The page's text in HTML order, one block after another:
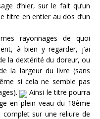
d’hier, sur le fait qu’un
titre en entier au dos d’un
rayonnages de quoi
à bien y regarder, j’ai
la dextérité du doreur, ou
la largeur du livre (sans
si cela ne semble pas
Ainsi le titre pourra
en plein veau du 18ème
sur une reliure de